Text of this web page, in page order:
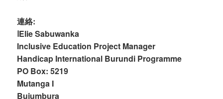
連絡:
اElie Sabuwanka
Inclusive Education Project Manager
Handicap International Burundi Programme
PO Box: 5219
Mutanga I
Bujumbura